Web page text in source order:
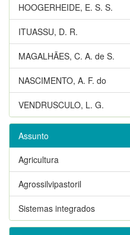
HOOGERHEIDE, E. S. S.
ITUASSU, D. R.
MAGALHÃES, C. A. de S.
NASCIMENTO, A. F. do
VENDRUSCULO, L. G.
Assunto
Agricultura
Agrossilvipastoril
Sistemas integrados